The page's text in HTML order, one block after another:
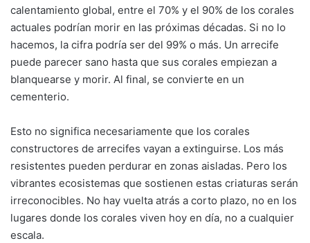
calentamiento global, entre el 70% y el 90% de los corales
actuales podrían morir en las próximas décadas. Si no lo
hacemos, la cifra podría ser del 99% o más. Un arrecife
puede parecer sano hasta que sus corales empiezan a
blanquearse y morir. Al final, se convierte en un
cementerio.
Esto no significa necesariamente que los corales
constructores de arrecifes vayan a extinguirse. Los más
resistentes pueden perdurar en zonas aisladas. Pero los
vibrantes ecosistemas que sostienen estas criaturas serán
irreconocibles. No hay vuelta atrás a corto plazo, no en los
lugares donde los corales viven hoy en día, no a cualquier
escala.